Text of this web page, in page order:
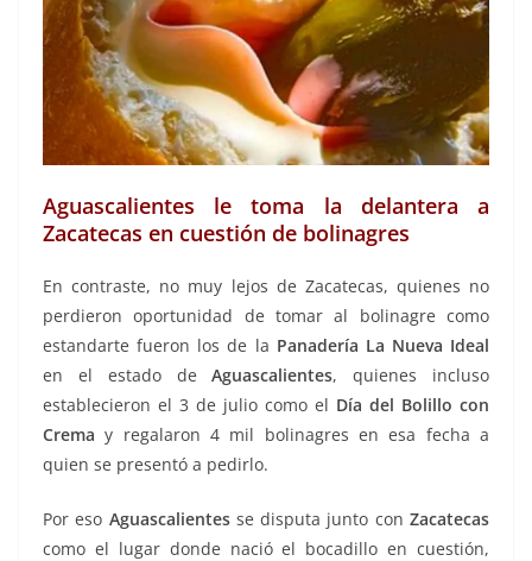
Aguascalientes le toma la delantera a
Zacatecas en cuestión de bolinagres
En contraste, no muy lejos de Zacatecas, quienes no
perdieron oportunidad de tomar al bolinagre como
estandarte fueron los de la Panadería La Nueva Ideal
en el estado deAguascalientes, quienes incluso
establecieron el 3 de julio como el Día del Bolillo con
Crema y regalaron 4 mil bolinagres en esa fecha a
quien se presentó a pedirlo.
Por eso Aguascalientesse disputa junto conZacatecas
como el lugar donde nació el bocadillo en cuestión,